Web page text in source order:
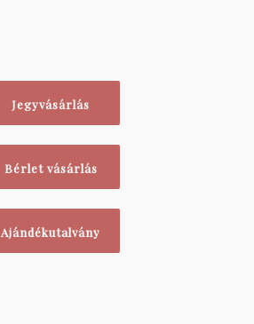
Jegyvásárlás
Bérlet vásárlás
Ajándékutalvány